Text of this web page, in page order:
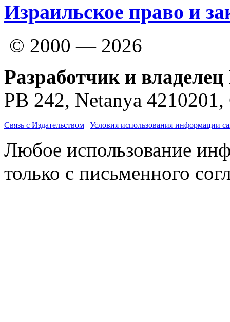
Израильское право и
© 2000 — 2026
Разработчик и
PB 242, Netanya
Связь с Издательством | Условия использования информации
Любое использование
только с письменного